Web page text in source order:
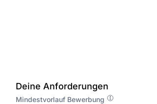
Deine Anforderungen
Mindestvorlauf Bewerbung